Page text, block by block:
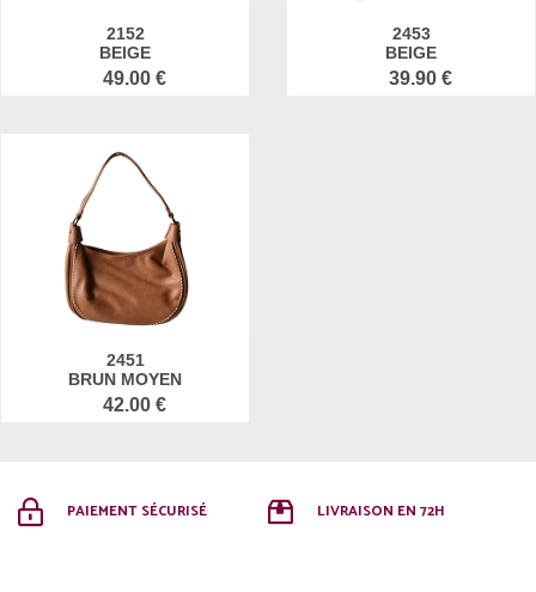
2152
BEIGE
49.00 €
2453
BEIGE
39.90 €
2451
BRUN MOYEN
42.00 €
PAIEMENT SÉCURISÉ LIVRAISON EN 72H